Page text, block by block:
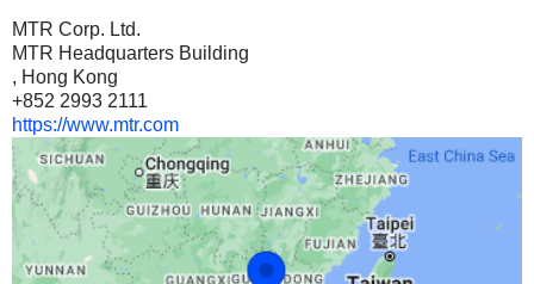
MTR Corp. Ltd.
MTR Headquarters Building
, Hong Kong
+852 2993 2111
https://www.mtr.com